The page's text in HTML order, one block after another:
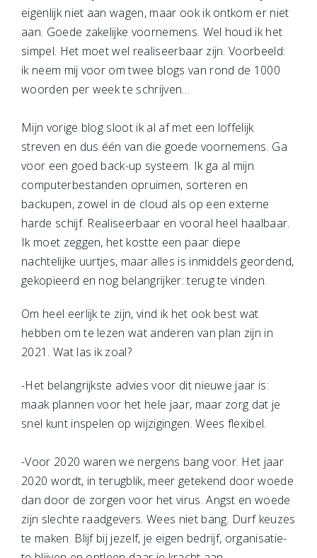
eigenlijk niet aan wagen, maar ook ik ontkom er niet
aan. Goede zakelijke voornemens. Wel houd ik het
simpel. Het moet wel realiseerbaar zijn. Voorbeeld:
ik neem mij voor om twee blogs van rond de 1000
woorden per week te schrijven…
Mijn vorige blog sloot ik al af met een loffelijk
streven en dus één van die goede voornemens. Ga
voor een goed back-up systeem. Ik ga al mijn
computerbestanden opruimen, sorteren en
backupen, zowel in de cloud als op een externe
harde schijf. Realiseerbaar en vooral heel haalbaar.
Ik moet zeggen, het kostte een paar diepe
nachtelijke uurtjes, maar alles is inmiddels geordend,
gekopieerd en nog belangrijker: terug te vinden.
Om heel eerlijk te zijn, vind ik het ook best wat
hebben om te lezen wat anderen van plan zijn in
2021. Wat las ik zoal?
-Het belangrijkste advies voor dit nieuwe jaar is:
maak plannen voor het hele jaar, maar zorg dat je
snel kunt inspelen op wijzigingen. Wees flexibel.
-Voor 2020 waren we nergens bang voor. Het jaar
2020 wordt, in terugblik, meer getekend door woede
dan door de zorgen voor het virus. Angst en woede
zijn slechte raadgevers. Wees niet bang. Durf keuzes
te maken. Blijf bij jezelf, je eigen bedrijf, organisatie-